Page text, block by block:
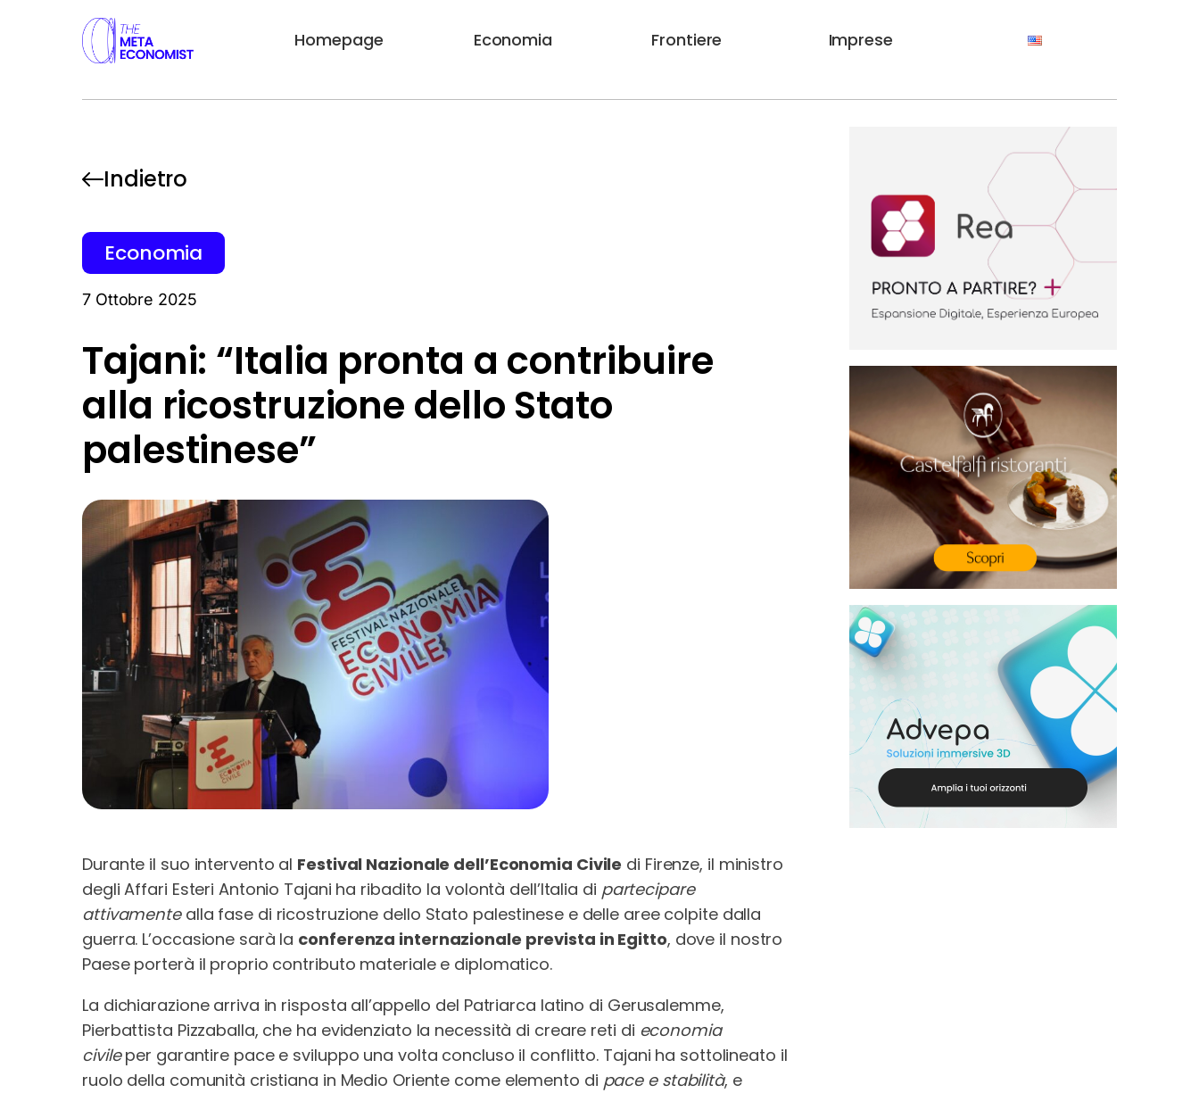
Homepage Economia Frontiere Imprese
Indietro
Economia
7 Ottobre 2025
Tajani: “Italia pronta a contribuire
alla ricostruzione dello Stato
palestinese”
Durante il suo intervento al Festival Nazionale dell’Economia Civile di Firenze, il ministro
degli Affari Esteri Antonio Tajani ha ribadito la volontà dell’Italia di partecipare
attivamentealla fase di ricostruzione dello Stato palestinese e delle aree colpite dalla
guerra. L’occasione sarà la conferenza internazionale prevista in Egitto, dove il nostro
Paese porterà il proprio contributo materiale e diplomatico.
La dichiarazione arriva in risposta all’appello del Patriarca latino di Gerusalemme,
Pierbattista Pizzaballa, che ha evidenziato la necessità di creare reti di economia
civileper garantire pace e sviluppo una volta concluso il conflitto. Tajani ha sottolineato il
ruolo della comunità cristiana in Medio Oriente come elemento di pace e stabilità, e